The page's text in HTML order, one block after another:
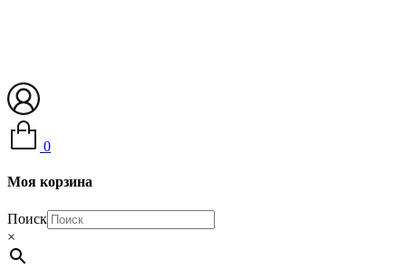
0
Моя корзина
Поиск
×